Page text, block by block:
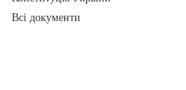
Всі документи